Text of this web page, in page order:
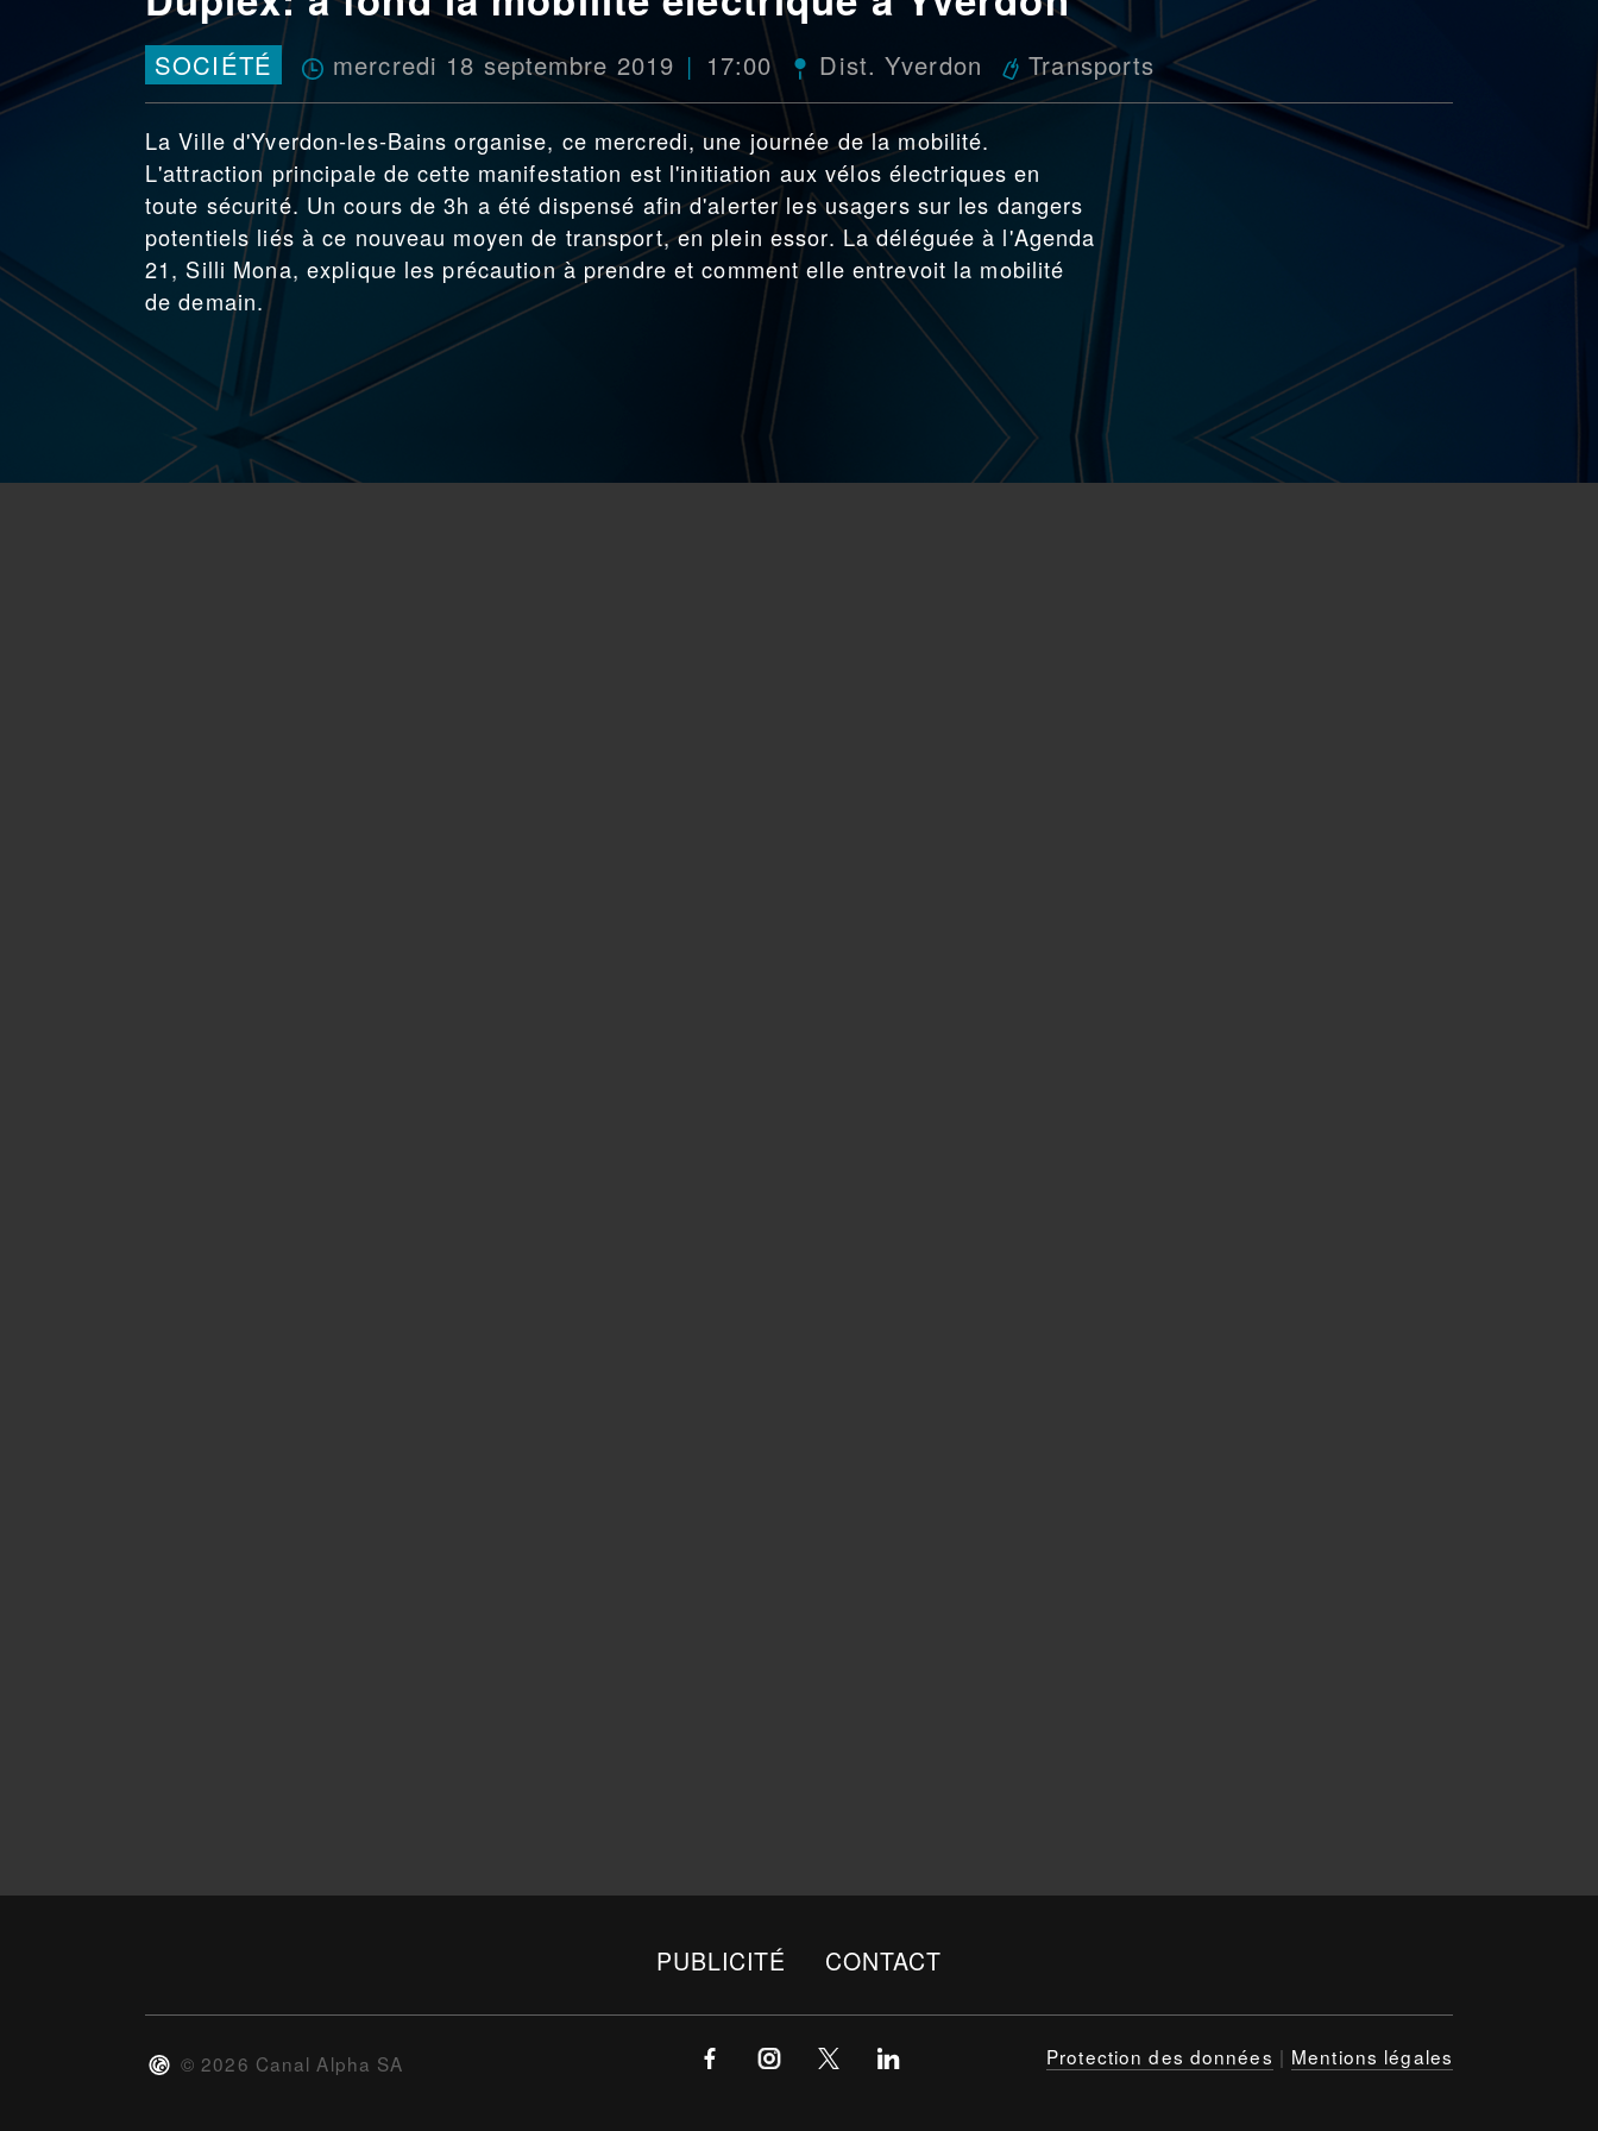
SOCIÉTÉ mercredi 18 septembre 2019 17:00 Dist. Yverdon Transports
La Ville d'Yverdon-les-Bains organise, ce mercredi, une journée de la mobilité.
L'attraction principale de cette manifestation est l'initiation aux vélos électriques en
toute sécurité. Un cours de 3h a été dispensé afin d'alerter les usagers sur les dangers
potentiels liés à ce nouveau moyen de transport, en plein essor. La déléguée à l'Agenda
21, Silli Mona, explique les précaution à prendre et comment elle entrevoit la mobilité
de demain.
PUBLICITÉ CONTACT
© 2026 Canal Alpha SA Protection des données | Mentions légales